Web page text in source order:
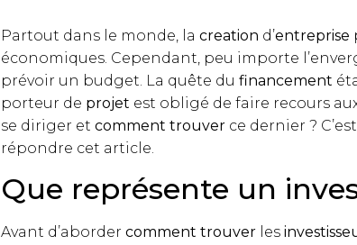
Partout dans le monde, la creation d’entreprise
économiques. Cependant, peu importe
prévoir un budget. La quête du financement
porteur de projet est obligé de faire recours
se diriger et comment trouver ce dernier ?
répondre cet article.
Que représente un
Avant d’aborder comment trouver les